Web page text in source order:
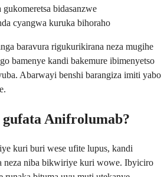
bidasanzwe
cyangwa kuruka bihoraho
baravura rigukurikirana neza mugihe
bamenye kandi bakemure ibimenyetso
Abarwayi benshi barangiza imiti yabo
gufata Anifrolumab?
kuri buri wese ufite lupus, kandi
neza niba bikwiriye kuri wowe. Ibyiciro